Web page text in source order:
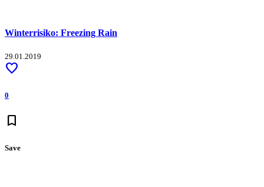
Winterrisiko: Freezing Rain
29.01.2019
favorite
0
bookmark
Save